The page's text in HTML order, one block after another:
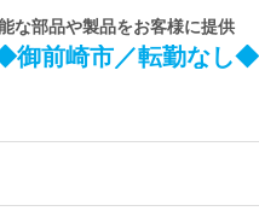
な部品や製品をお客様に提供
御前崎市／転勤なし◆